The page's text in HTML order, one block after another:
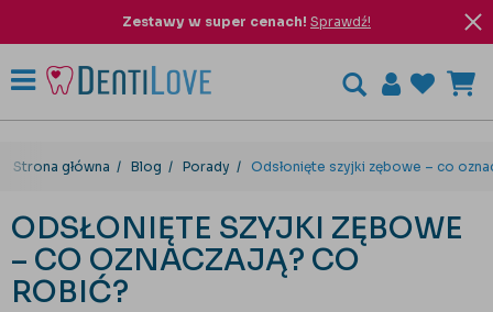
Zestawy w super cenach! Sprawdź!
Strona główna Blog Porady Odsłonięte szyjki zębowe – co
ODSŁONIĘTE SZYJKI ZĘBOWE
– CO OZNACZAJĄ? CO
ROBIĆ?